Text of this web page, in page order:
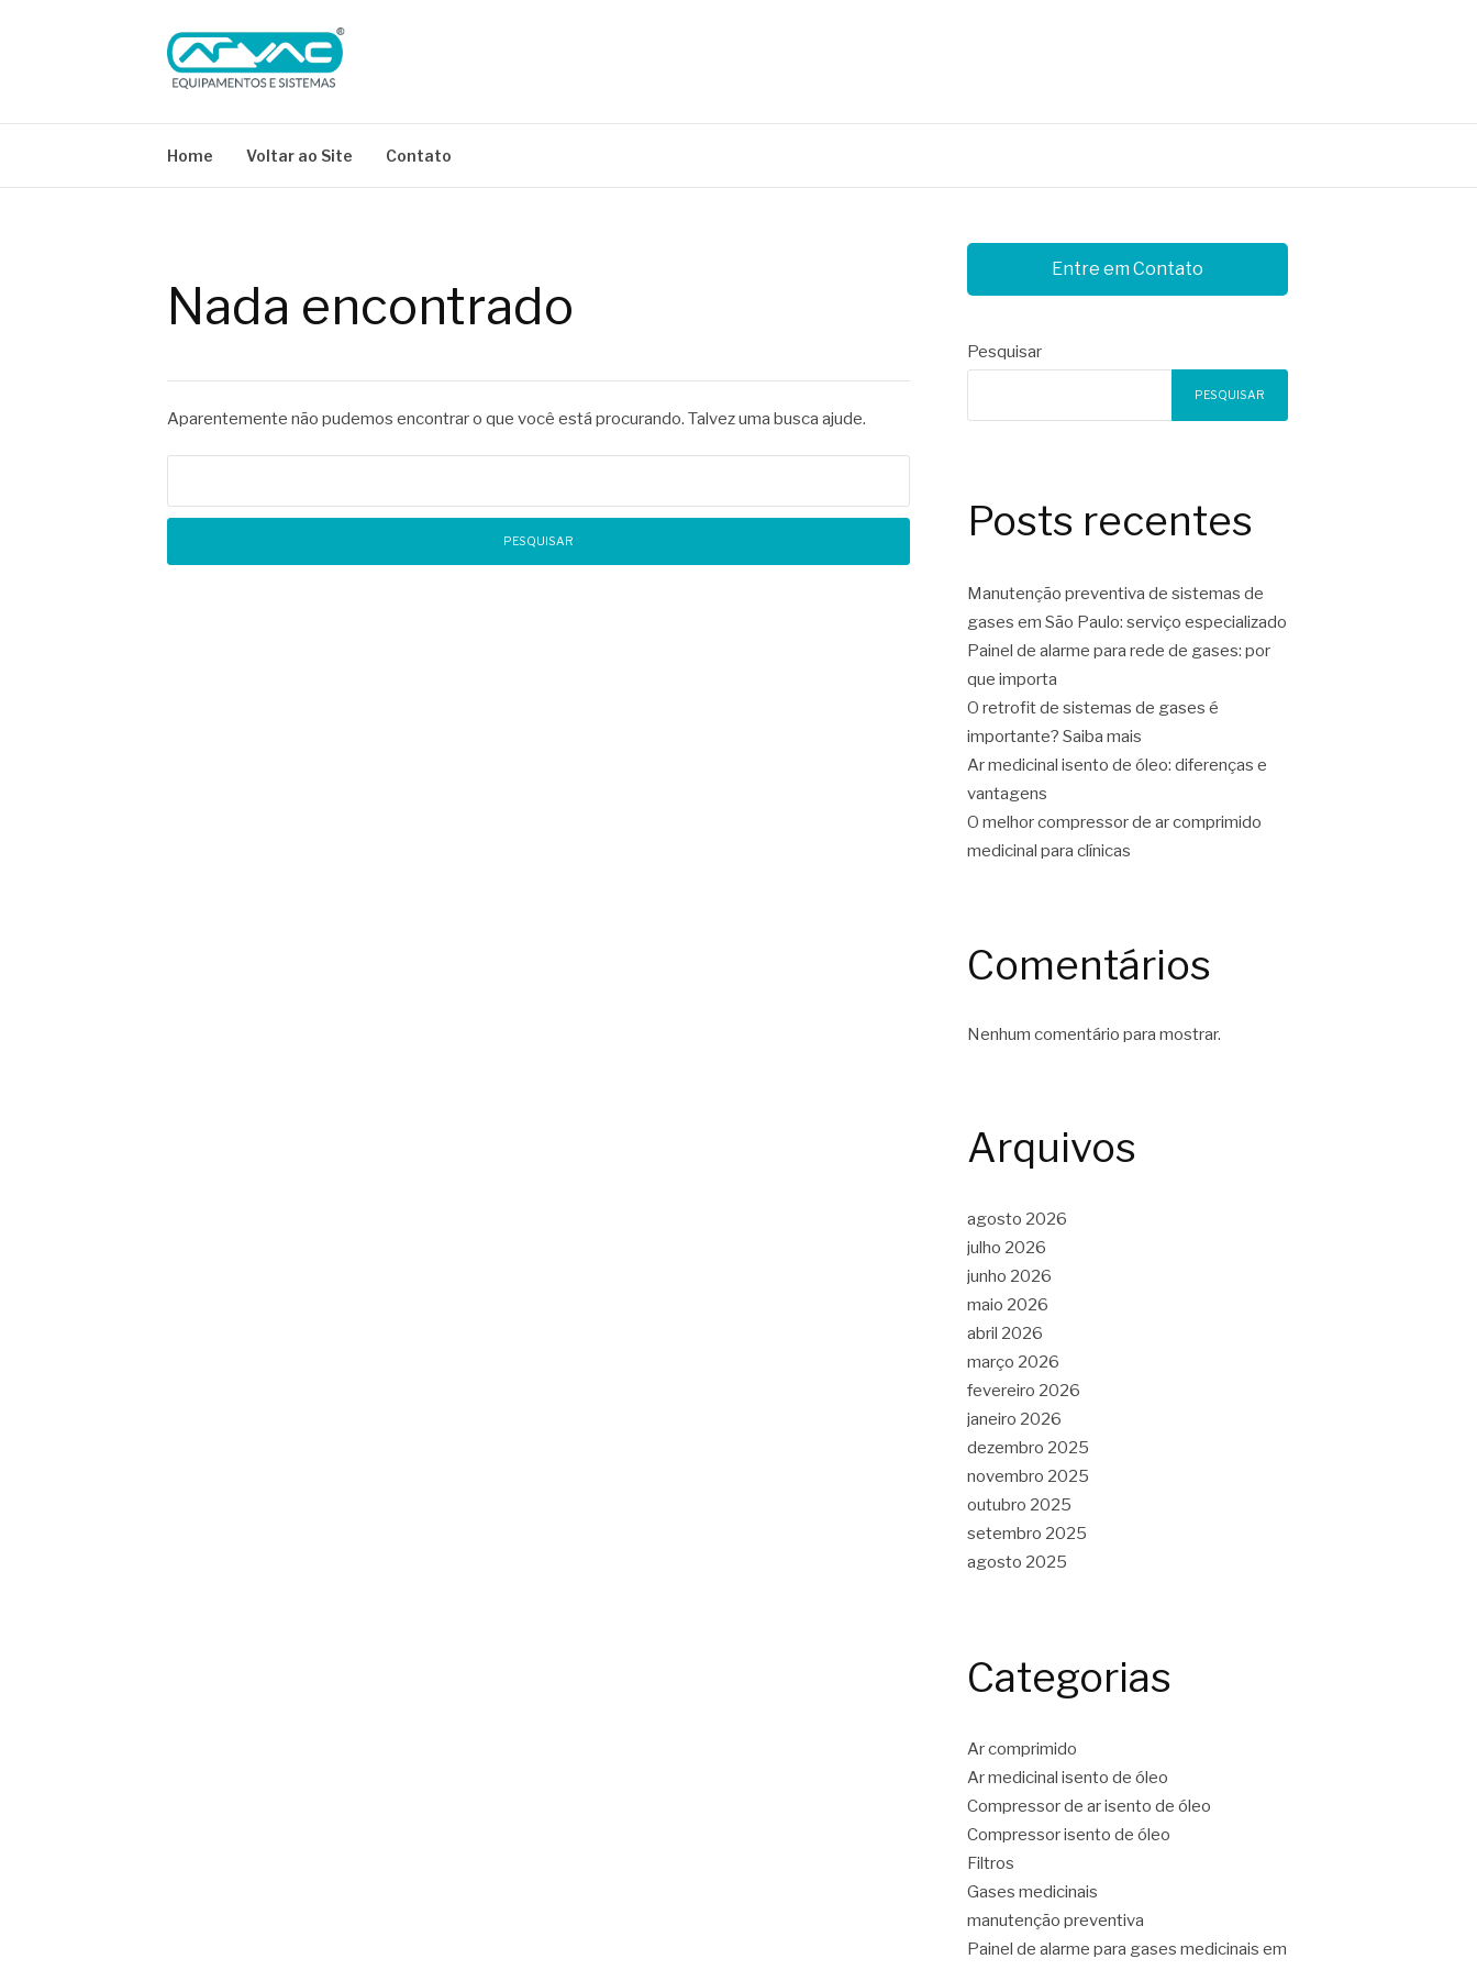
BLOG ARVAC
Home Voltar ao Site Contato
Nada encontrado
Aparentemente não pudemos encontrar o que você está procurando. Talvez uma busca ajude.
Entre em Contato
Pesquisar
PESQUISAR
Posts recentes
Manutenção preventiva de sistemas de
gases em São Paulo: serviço especializado
Painel de alarme para rede de gases: por
que importa
O retrofit de sistemas de gases é
importante? Saiba mais
Ar medicinal isento de óleo: diferenças e
vantagens
O melhor compressor de ar comprimido
medicinal para clínicas
Comentários
Nenhum comentário para mostrar.
Arquivos
agosto 2026
julho 2026
junho 2026
maio 2026
abril 2026
março 2026
fevereiro 2026
janeiro 2026
dezembro 2025
novembro 2025
outubro 2025
setembro 2025
agosto 2025
Categorias
Ar comprimido
Ar medicinal isento de óleo
Compressor de ar isento de óleo
Compressor isento de óleo
Filtros
Gases medicinais
manutenção preventiva
Painel de alarme para gases medicinais em